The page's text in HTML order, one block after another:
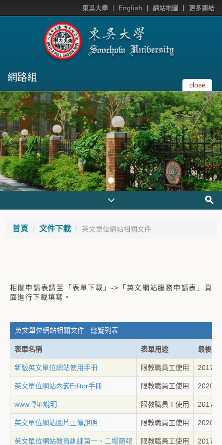
東吳大學 English 網站地圖 更多連結
網路組
close
首頁 文件下載 英文單位網站相關文件
相關申請表請至「表單下載」->「英文網站服務申請表」頁
面進行下載填寫。
英文單位網站相關文件 - 總覽列表
表單名稱 表單用途 最後修
新版英文單位網站使用手冊 限教職員工使用 2017-
英文單位網站內嵌Editor手冊 限教職員工使用 2020-
www轉址說明 限教職員工使用 2017-
英文單位網站圖片上傳說明 限教職員工使用 2020-
英文單位網站教育訓練第一、二場簡報 限教職員工使用 2017-